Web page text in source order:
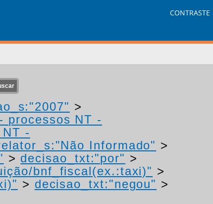
CONTRASTE
>
processos NT -
-
Informado" >
> decisao_txt:"por" >
bnf_fiscal(ex.:taxi)" >
> decisao_txt:"negou" >